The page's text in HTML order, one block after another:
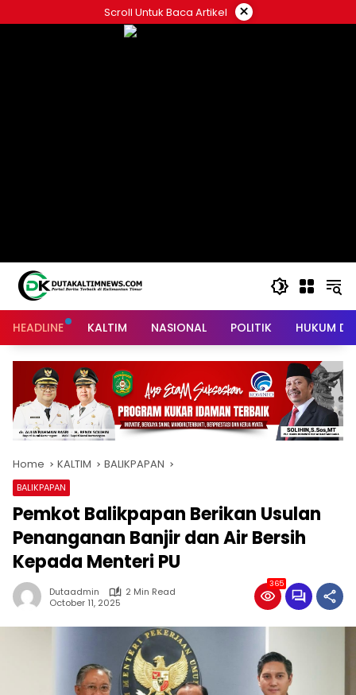
to
Scroll Untuk Baca Artikel ×
HEADLINE KALTIM NASIONAL POLITIK HUKUM
Home KALTIM BALIKPAPAN
BALIKPAPAN
Pemkot Balikpapan Berikan Usulan
Penanganan Banjir dan Air Bersih
Kepada Menteri PU
Dutaadmin
2 Min Read
October 11, 2025
365